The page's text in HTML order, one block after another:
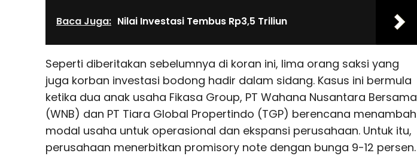
Baca Juga: Nilai Investasi Tembus Rp3,5 Triliun
Seperti diberitakan sebelumnya di koran ini, lima orang saksi yang
juga korban investasi bodong hadir dalam sidang. Kasus ini bermula
ketika dua anak usaha Fikasa Group, PT Wahana Nusantara Bersama
(WNB) dan PT Tiara Global Propertindo (TGP) berencana menambah
modal usaha untuk operasional dan ekspansi perusahaan. Untuk itu,
perusahaan menerbitkan promisory note dengan bunga 9-12 persen.